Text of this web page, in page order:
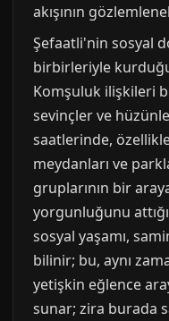
akışının
Şefaatli'nin sosyal
birbirleriyle
Komşuluk ilişkileri
sevinçler ve
saatlerinde,
meydanları ve
gruplarının bir
yorgunluğunu
sosyal yaşamı,
bilinir; bu, aynı
yetişkin eğlence
sunar; zira burada